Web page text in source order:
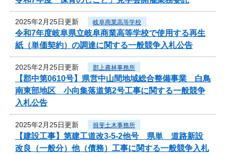
2025年2月25日更新 岐阜商業高等学校
令和7年度岐阜県立岐阜商業高等学校で使用する再生
紙（単価契約）の調達に関する一般競争入札公告
2025年2月25日更新 郡上農林事務所
【郡中第0610号】県営中山間地域総合整備事業 白鳥
南東部地区 小向集落道第2号工事に関する一般競争
入札公告
2025年2月25日更新 揖斐土木事務所
【建設工事】第建工道改3-5-2他号 県単 道路新設
改良（一般分）他（債務）工事に関する一般競争入札